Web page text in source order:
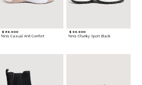
$ 89.900
Tenis Casual Knit Comfort
$ 99.900
Tenis Chunky Sport Black